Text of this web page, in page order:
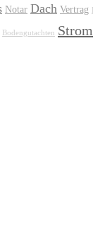
Notar Dach Vertrag
Bodengutachten Strom